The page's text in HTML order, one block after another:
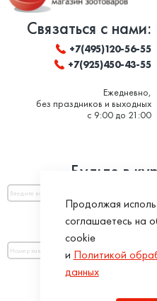
Связаться с нами:
+7(495)120-56-55
+7(925)450-43-55
Ежедневно,
без праздников и выходных
с 9:00 до 21:00
Будьте в
Оплатить по
Продолжая
соглашаетесь на
cookie
и Политикой
данных